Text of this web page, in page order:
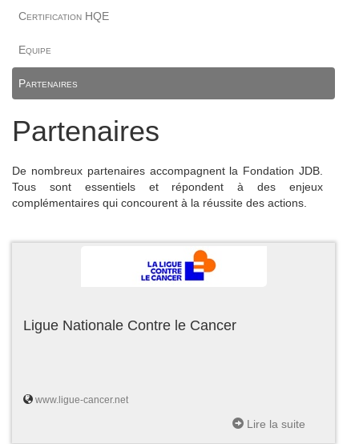
Certification HQE
Equipe
Partenaires
Partenaires
De nombreux partenaires accompagnent la Fondation JDB.
Tous sont essentiels et répondent à des enjeux
complémentaires qui concourent à la réussite des actions.
Ligue Nationale Contre le Cancer
www.ligue-cancer.net
Lire la suite